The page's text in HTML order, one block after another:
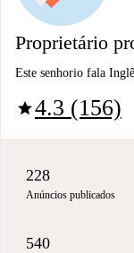
Proprietário
Este senhorio fala
star4.3 (156)
228
Anúncios publicados
540